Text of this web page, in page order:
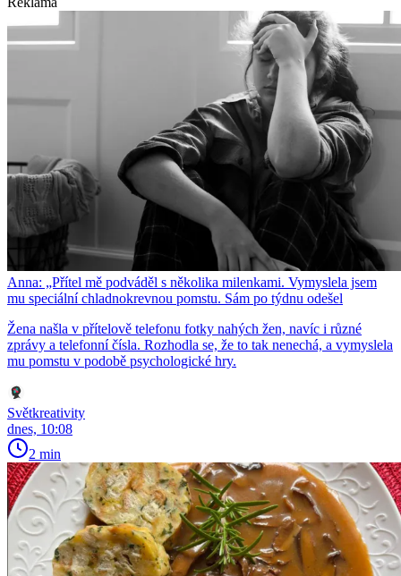
Anna: „Přítel mě podváděl s několika milenkami. Vymyslela jsem
mu speciální chladnokrevnou pomstu. Sám po týdnu odešel
Žena našla v přítelově telefonu fotky nahých žen, navíc i různé
zprávy a telefonní čísla. Rozhodla se, že to tak nenechá, a vymyslela
mu pomstu v podobě psychologické hry.
Světkreativity
dnes, 10:08
2 min